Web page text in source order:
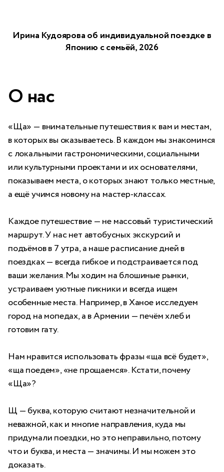
Ирина Кудоярова об индивидуальной поездке в
Японию с семьёй, 2026
О нас
«Ща» — внимательные путешествия к вам и местам,
в которых вы оказываетесь. В каждом мы знакомимся
с локальными гастрономическими, социальными
или культурными проектами и их основателями,
показываем места, о которых знают только местные,
а ещё учимся новому на мастер-классах.
Каждое путешествие — не массовый туристический
маршрут. У нас нет автобусных экскурсий и
подъёмов в 7 утра, а наше расписание дней в
поездках — всегда гибкое и подстраивается под
ваши желания. Мы ходим на блошиные рынки,
устраиваем уютные пикники и всегда ищем
особенные места. Например, в Ханое исследуем
город на мопедах, а в Армении — печём хлеб и
готовим гату.
Нам нравится использовать фразы «ща всё будет»,
«ща поедем», «не прощаемся». Кстати, почему
«Ща»?
Щ — буква, которую считают незначительной и
неважной, как и многие направления, куда мы
придумали поездки, но это неправильно, потому
что и буква, и места — значимы. И мы можем это
доказать.